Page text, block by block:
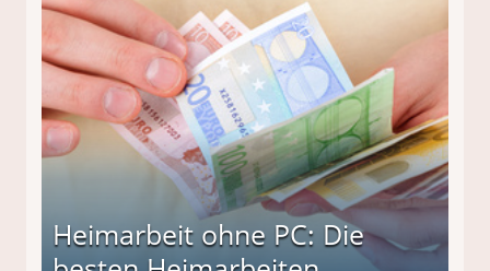
Heimarbeit ohne PC: Die